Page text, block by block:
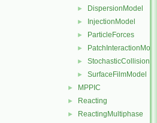
► DispersionModel
► InjectionModel
► ParticleForces
► PatchInteractionModel
► StochasticCollision
► SurfaceFilmModel
► MPPIC
► Reacting
► ReactingMultiphase